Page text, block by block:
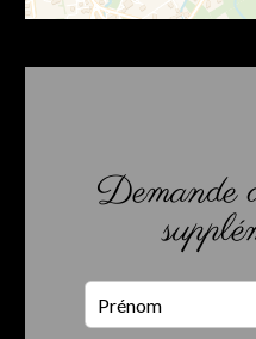
Demande